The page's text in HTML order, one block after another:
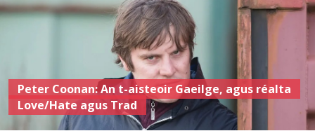
Peter Coonan: An t-aisteoir Gaeilge, agus réalta
Love/Hate agus Trad